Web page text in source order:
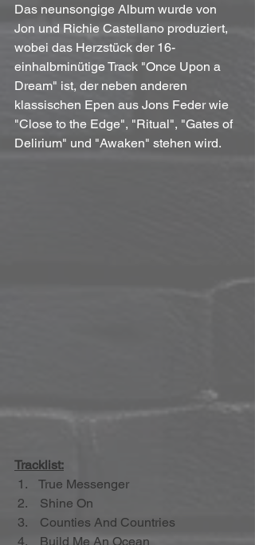
Das neunsongige Album wurde von
Jon und Richie Castellano produziert,
wobei das Herzstück der 16-
einhalbminütige Track "Once Upon a
Dream" ist, der neben anderen
klassischen Epen aus Jons Feder wie
"Close to the Edge", "Ritual", "Gates of
Delirium" und "Awaken" stehen wird.
Tracklist:
1.    True Messenger
2.    Shine On
3.    Counties And Countries
4.    Build Me An Ocean